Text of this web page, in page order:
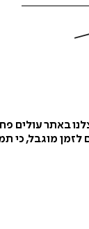
באתר עולים
מוגבל, כי